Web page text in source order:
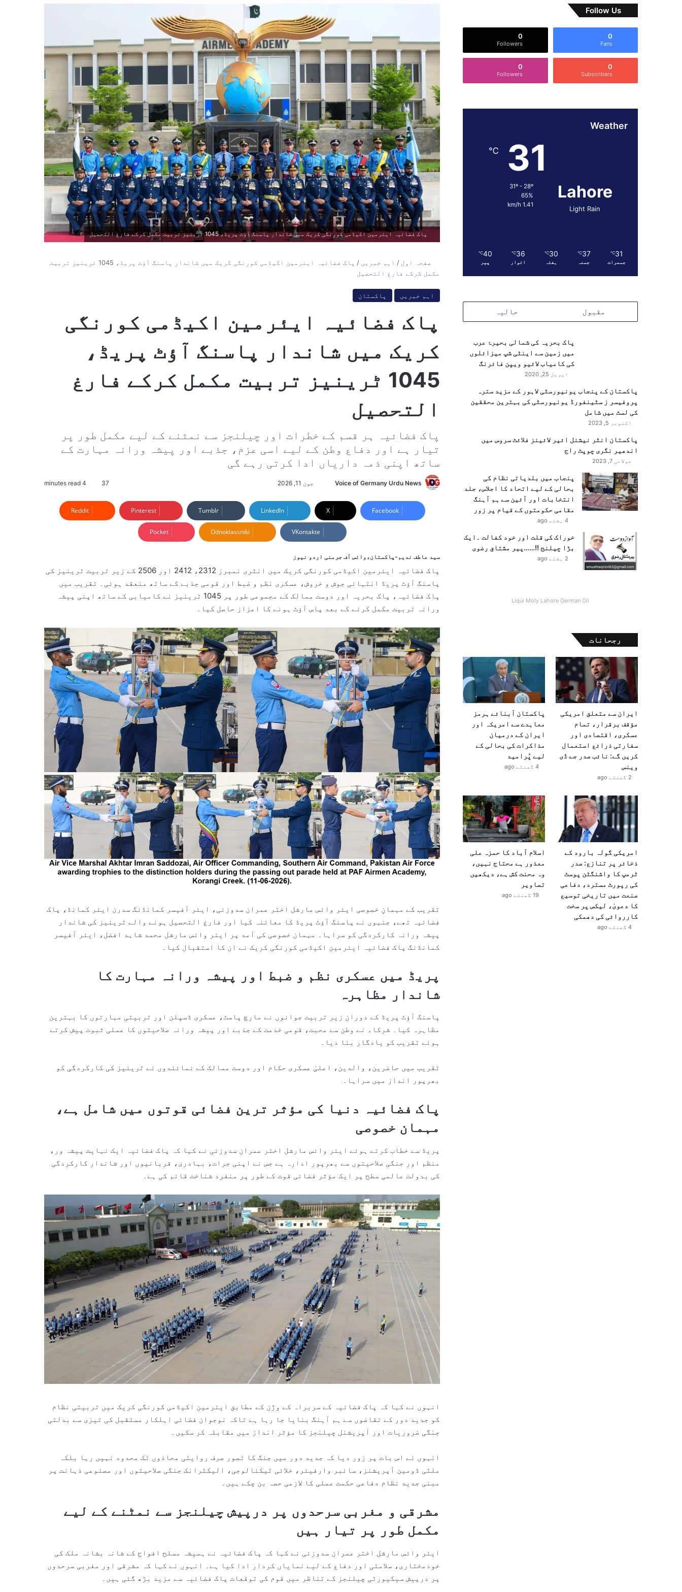
پاک فضائیہ ایئرمین اکیڈمی کورنگی کریک میں شاندار پاسنگ آؤٹ پریڈ، 1045 ٹرینیز تربیت مکمل کرکے فارغ التحصیل
صفحہ اول / اہم خبریں /
پاک فضائیہ ایئرمین اکیڈمی کورنگی کریک میں شاندار پاسنگ آؤٹ پریڈ، 1045 ٹرینیز تربیت
مکمل کرکے فارغ التحصیل
اہم خبریں پاکستان
پاک فضائیہ ایئرمین اکیڈمی کورنگی
کریک میں شاندار پاسنگ آؤٹ پریڈ،
1045 ٹرینیز تربیت مکمل کرکے فارغ
التحصیل
پاک فضائیہ ہر قسم کے خطرات اور چیلنجز سے نمٹنے کے لیے مکمل طور پر
تیار ہے اور دفاع وطن کے لیے اسی عزم، جذبے اور پیشہ ورانہ مہارت کے
ساتھ اپنی ذمہ داریاں ادا کرتی رہے گی
Voice of Germany Urdu News
n
d
n
e
جون 11, 2026 37
Facebook
X
LinkedIn
Tumblr
Pinterest
Reddit
VKontakte
Odnoklassniki
Pocket
سید عاطف ندیم-پاکستان،وائس آف جرمنی اردو نیوز
پاک فضائیہ ایئرمین اکیڈمی کورنگی کریک میں انٹری نمبرز 2312، 2412 اور 2506 کے زیر تربیت ٹرینیز کی
پاسنگ آؤٹ پریڈ انتہائی جوش و خروش، عسکری نظم و ضبط اور قومی جذبے کے ساتھ منعقد ہوئی۔ تقریب میں
پاک فضائیہ، پاک بحریہ اور دوست ممالک کے مجموعی طور پر 1045 ٹرینیز نے کامیابی کے ساتھ اپنی پیشہ
ورانہ تربیت مکمل کرنے کے بعد پاس آؤٹ ہونے کا اعزاز حاصل کیا۔
تقریب کے مہمانِ خصوصی ایئر وائس مارشل اختر عمران سدوزئی، ایئر آفیسر کمانڈنگ سدرن ایئر کمانڈ، پاک
فضائیہ تھے، جنہوں نے پاسنگ آؤٹ پریڈ کا معائنہ کیا اور فارغ التحصیل ہونے والے ٹرینیز کی شاندار
پیشہ ورانہ کارکردگی کو سراہا۔ مہمان خصوصی کی آمد پر ایئر وائس مارشل محمد شاہد افضل، ایئر آفیسر
کمانڈنگ پاک فضائیہ ایئرمین اکیڈمی کورنگی کریک نے ان کا استقبال کیا۔
پریڈ میں عسکری نظم و ضبط اور پیشہ ورانہ مہارت کا
شاندار مظاہرہ
پاسنگ آؤٹ پریڈ کے دوران زیر تربیت جوانوں نے مارچ پاسٹ، عسکری ڈسپلن اور تربیتی مہارتوں کا بہترین
مظاہرہ کیا۔ شرکاء نے وطن سے محبت، قومی خدمت کے جذبے اور پیشہ ورانہ صلاحیتوں کا عملی ثبوت پیش کرتے
ہوئے تقریب کو یادگار بنا دیا۔
تقریب میں حاضرین، والدین، اعلیٰ عسکری حکام اور دوست ممالک کے نمائندوں نے ٹرینیز کی کارکردگی کو
بھرپور انداز میں سراہا۔
پاک فضائیہ دنیا کی مؤثر ترین فضائی قوتوں میں شامل ہے،
مہمان خصوصی
پریڈ سے خطاب کرتے ہوئے ایئر وائس مارشل اختر عمران سدوزئی نے کہا کہ پاک فضائیہ ایک نہایت پیشہ ور،
منظم اور جنگی صلاحیتوں سے بھرپور ادارہ ہے جس نے اپنی جرات، بہادری، قربانیوں اور شاندار کارکردگی
کی بدولت عالمی سطح پر ایک مؤثر فضائی قوت کے طور پر منفرد شناخت قائم کی ہے۔
انہوں نے کہا کہ پاک فضائیہ کے سربراہ کے وژن کے مطابق ایئرمین اکیڈمی کورنگی کریک میں تربیتی نظام
کو جدید دور کے تقاضوں سے ہم آہنگ بنایا جا رہا ہے تاکہ نوجوان فضائی اہلکار مستقبل کی تیزی سے بدلتی
جنگی ضروریات اور آپریشنل چیلنجز کا مؤثر انداز میں مقابلہ کر سکیں۔
انہوں نے اس بات پر زور دیا کہ جدید دور میں جنگ کا تصور صرف روایتی محاذوں تک محدود نہیں رہا بلکہ
ملٹی ڈومین آپریشنز، سائبر وارفیئر، خلائی ٹیکنالوجی، الیکٹرانک جنگی صلاحیتوں اور مصنوعی ذہانت پر
مبنی جدید نظام دفاعی حکمت عملی کا لازمی حصہ بن چکے ہیں۔
مشرقی و مغربی سرحدوں پر درپیش چیلنجز سے نمٹنے کے لیے
مکمل طور پر تیار ہیں
ایئر وائس مارشل اختر عمران سدوزئی نے کہا کہ پاک فضائیہ نے ہمیشہ مسلح افواج کے شانہ بشانہ ملک کی
خودمختاری، سلامتی اور دفاع کے لیے نمایاں کردار ادا کیا ہے۔ انہوں نے کہا کہ مشرقی اور مغربی سرحدوں
پر درپیش سیکیورٹی چیلنجز کے تناظر میں قوم کی توقعات پاک فضائیہ سے مزید بڑھ گئی ہیں۔
Follow Us
0
Fans
0
Followers
0
Subscribers
0
Followers
Weather
Lahore
Light Rain
31
℃
31º - 28º
65%
1.41 km/h
31
℃
جمعرات
37
℃
جمعہ
30
℃
ہفتہ
36
℃
اتوار
40
℃
پیر
مقبول حالیہ
پاک بحریہ کی شمالی بحیرۂ عرب
میں زمین سے اینٹی شپ میزائلوں
کی کامیاب لائیو ویپن فائرنگ
اپریل 25, 2020
پاکستان کے پنجاب یونیورسٹی لاہور کے مزید سترہ
پروفیسر ز سٹینفورڈ یونیورسٹی کی بہترین محققین
کی لسٹ میں شامل
اکتوبر 5, 2023
پاکستان انٹر نیشنل ائیر لائینز فلائٹ سروس میں
اندھیر نگری چوپٹ راج
جولائی 7, 2023
پنجاب میں بلدیاتی نظام کی
بحالی کے لیے اتحاد کا اجلاس، جلد
انتخابات اور آئین سے ہم آہنگ
مقامی حکومتوں کے قیام پر زور
4 ہفتے ago
خوراک کی قلت اور خود کفالت ۔ایک
بڑا چیلنج !!……پیر مشتاق رضوی
2 ہفتے ago
Liqui Moly Lahore German Oil
رجحانات
ایران سے متعلق امریکی
مؤقف برقرار، تمام
عسکری، اقتصادی اور
سفارتی ذرائع استعمال
کریں گے: نائب صدر جے ڈی
وینس
2 گھنٹے ago
پاکستان آبنائے ہرمز
معاہدے سے امریکہ اور
ایران کے درمیان
مذاکرات کی بحالی کے
لیے پُرامید
4 گھنٹے ago
امریکی گولہ بارود کے
ذخائر پر تنازع: صدر
ٹرمپ کا واشنگٹن پوسٹ
کی رپورٹ مسترد، دفاعی
صنعت میں تاریخی توسیع
کا دعویٰ، لیکس پر سخت
کارروائی کی دھمکی
4 گھنٹے ago
اسلام آباد کا حمزہ علی
معذور ہے محتاج نہیں،
وہ محنت کش ہے، دیکھیں
تصاویر
19 گھنٹے ago